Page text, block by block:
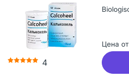
4
Цена от